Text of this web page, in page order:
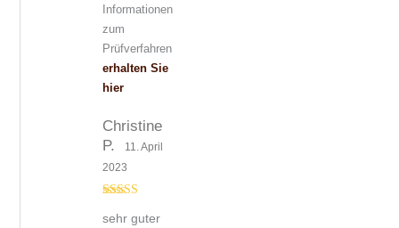
5von 5
Christine
P.
11. April
2023
sehr guter
Informationen
zum
Prüfverfahren
erhalten Sie
hier